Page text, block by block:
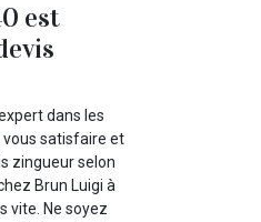
est
dans les
vous satisfaire et
zingueur selon
Brun Luigi à
vite. Ne soyez